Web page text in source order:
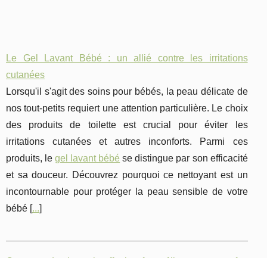
Le Gel Lavant Bébé : un allié contre les irritations
cutanées
Lorsqu'il s'agit des soins pour bébés, la peau délicate de
nos tout-petits requiert une attention particulière. Le choix
des produits de toilette est crucial pour éviter les
irritations cutanées et autres inconforts. Parmi ces
produits, legel lavant bébé se distingue par son efficacité
et sa douceur. Découvrez pourquoi ce nettoyant est un
incontournable pour protéger la peau sensible de votre
bébé [...]